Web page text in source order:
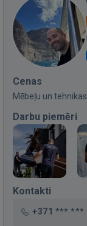
Cenas
Mēbeļu un
Darbu piemēri
Kontakti
+371 *** ***